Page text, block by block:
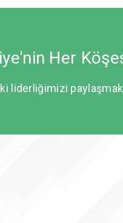
Her
liderliğimizi